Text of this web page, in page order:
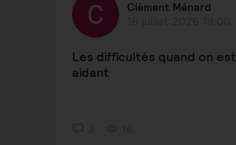
Clément Ménard
Les difficultés quand on est
aidant